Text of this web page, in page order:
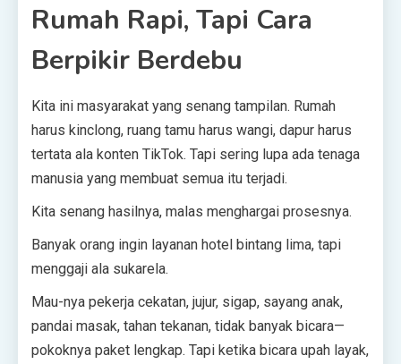
Rumah Rapi, Tapi Cara
Berpikir Berdebu
Kita ini masyarakat yang senang tampilan. Rumah
harus kinclong, ruang tamu harus wangi, dapur harus
tertata ala konten TikTok. Tapi sering lupa ada tenaga
manusia yang membuat semua itu terjadi.
Kita senang hasilnya, malas menghargai prosesnya.
Banyak orang ingin layanan hotel bintang lima, tapi
menggaji ala sukarela.
Mau-nya pekerja cekatan, jujur, sigap, sayang anak,
pandai masak, tahan tekanan, tidak banyak bicara—
pokoknya paket lengkap. Tapi ketika bicara upah layak,